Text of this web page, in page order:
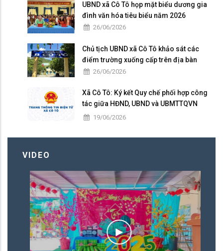
UBND xã Cô Tô họp mặt biểu dương gia
đình văn hóa tiêu biểu năm 2026
26/06/2026
Chủ tịch UBND xã Cô Tô khảo sát các
điểm trường xuống cấp trên địa bàn
26/06/2026
Xã Cô Tô: Ký kết Quy chế phối hợp công
tác giữa HĐND, UBND và UBMTTQVN
nhiệm kỳ 2026 – 2031
19/06/2026
VIDEO